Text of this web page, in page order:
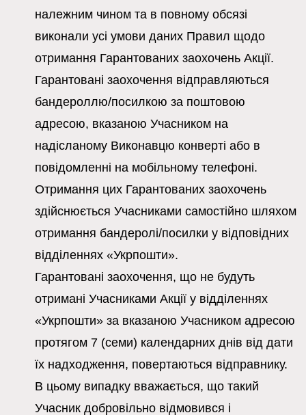
належним чином та в повному обсязі
виконали усі умови даних Правил щодо
отримання Гарантованих заохочень Акції.
Гарантовані заохочення відправляються
бандероллю/посилкою за поштовою
адресою, вказаною Учасником на
надісланому Виконавцю конверті або в
повідомленні на мобільному телефоні.
Отримання цих Гарантованих заохочень
здійснюється Учасниками самостійно шляхом
отримання бандеролі/посилки у відповідних
відділеннях «Укрпошти».
Гарантовані заохочення, що не будуть
отримані Учасниками Акції у відділеннях
«Укрпошти» за вказаною Учасником адресою
протягом 7 (семи) календарних днів від дати
їх надходження, повертаються відправнику.
В цьому випадку вважається, що такий
Учасник добровільно відмовився і